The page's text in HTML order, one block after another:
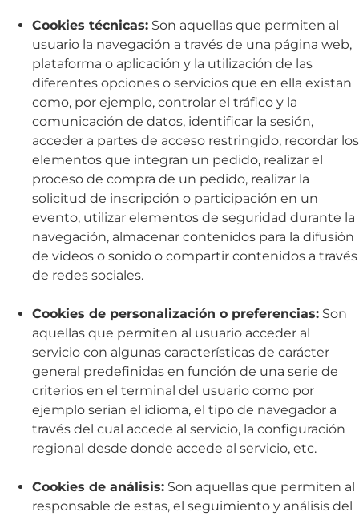
Cookies técnicas: Son aquellas que permiten al
usuario la navegación a través de una página web,
plataforma o aplicación y la utilización de las
diferentes opciones o servicios que en ella existan
como, por ejemplo, controlar el tráfico y la
comunicación de datos, identificar la sesión,
acceder a partes de acceso restringido, recordar los
elementos que integran un pedido, realizar el
proceso de compra de un pedido, realizar la
solicitud de inscripción o participación en un
evento, utilizar elementos de seguridad durante la
navegación, almacenar contenidos para la difusión
de videos o sonido o compartir contenidos a través
de redes sociales.
Cookies de personalización o preferencias: Son
aquellas que permiten al usuario acceder al
servicio con algunas características de carácter
general predefinidas en función de una serie de
criterios en el terminal del usuario como por
ejemplo serian el idioma, el tipo de navegador a
través del cual accede al servicio, la configuración
regional desde donde accede al servicio, etc.
Cookies de análisis: Son aquellas que permiten al
responsable de estas, el seguimiento y análisis del